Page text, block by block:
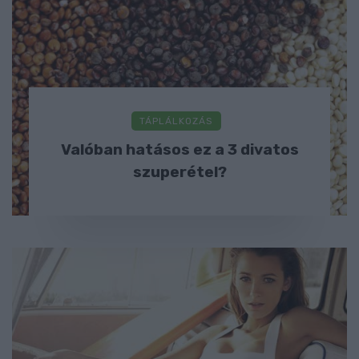
TÁPLÁLKOZÁS
Valóban hatásos ez a 3 divatos
szuperétel?